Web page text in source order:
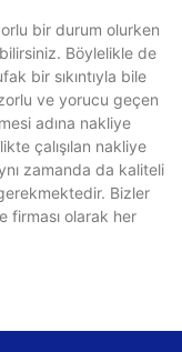
bir durum olurken
Böylelikle de
bir sıkıntıyla bile
ve yorucu geçen
adına nakliye
çalışılan nakliye
zamanda da kaliteli
Bizler
firması olarak her